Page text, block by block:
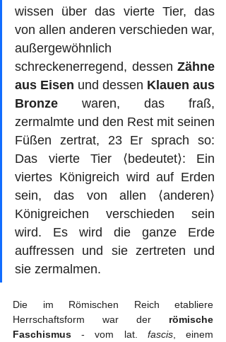
wissen über das vierte Tier, das
von allen anderen verschieden war,
außergewöhnlich
schreckenerregend, dessen Zähne
aus Eisen und dessen Klauen aus
Bronze waren, das fraß,
zermalmte und den Rest mit seinen
Füßen zertrat, 23 Er sprach so:
Das vierte Tier ⟨bedeutet⟩: Ein
viertes Königreich wird auf Erden
sein, das von allen ⟨anderen⟩
Königreichen verschieden sein
wird. Es wird die ganze Erde
auffressen und sie zertreten und
sie zermalmen.
Die im Römischen Reich etabliere
Herrschaftsform war der römische
Faschismus - vom lat. fascis, einem